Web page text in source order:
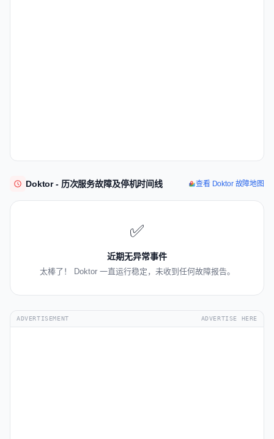
Doktor - 历次服务故障及停机时间线 查看 Doktor 故障地图
✅
近期无异常事件
太棒了！ Doktor 一直运行稳定，未收到任何故障报告。
ADVERTISEMENT ADVERTISE HERE